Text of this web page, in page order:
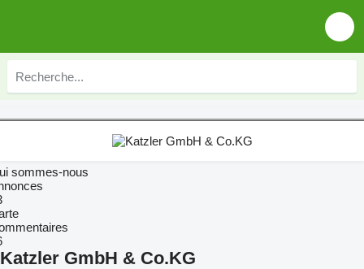
sommes-nous
Katzler GmbH & Co.KG